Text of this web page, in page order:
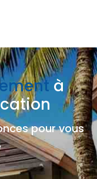
à
pour vous